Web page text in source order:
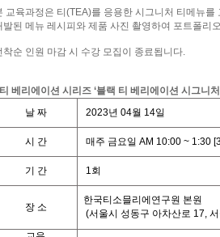
교육과정은 티 (TEA)를 응용한 시그니처 티메뉴를
발된 메뉴 레시피와 제품 사진 촬영하여 포트폴리
착순 인원 마감 시 수강 모집이 종료됩니다.
티 베리에이션 시리즈 ‘블랙 티 베리에이션 시그니처
날 짜 2023년 04월 14일
시 간 매주 금요일 AM 10:00 ~ 1:30
기 간 1회
장 소
한국티소믈리에연구원 본원
(서울시 성동구 아차산로 17,